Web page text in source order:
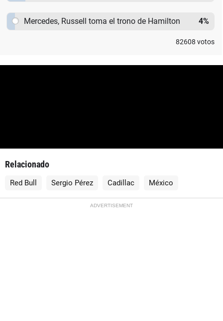
Mercedes, Russell toma el trono de Hamilton 4%
82608 votos
Relacionado
Red Bull Sergio Pérez Cadillac México
ADVERTISEMENT